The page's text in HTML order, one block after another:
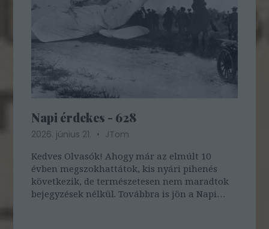
Napi érdekes - 628
2026. június 21.
JTom
Kedves Olvasók! Ahogy már az elmúlt 10
évben megszokhattátok, kis nyári pihenés
következik, de természetesen nem maradtok
bejegyzések nélkül. Továbbra is jön a Napi